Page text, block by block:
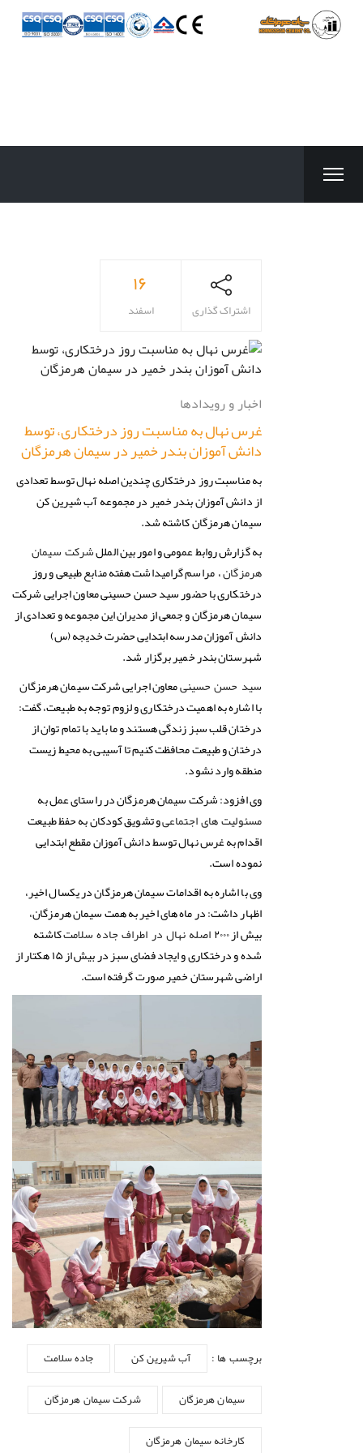
۱۶
اسفند اشتراک گذاری
اخبار و رویدادها
غرس نهال به مناسبت روز درختکاری، توسط
دانش آموزان بندر خمیر در سیمان هرمزگان
به مناسبت روز درختکاری چندین اصله نهال توسط تعدادی
از دانش آموزان بندر خمیر در مجموعه آب شیرین کن
سیمان هرمزگان کاشته شد.
به گزارش روابط عمومی و امور بین الملل شرکت سیمان
هرمزگان، مراسم گرامیداشت هفته منابع طبیعی و روز
درختکاری با حضور سید حسن حسینی معاون اجرایی شرکت
سیمان هرمزگان و جمعی از مدیران این مجموعه و تعدادی از
دانش آموزان مدرسه ابتدایی حضرت خدیجه (س)
شهرستان بندر خمیر برگزار شد.
سید حسن حسینی معاون اجرایی شرکت سیمان هرمزگان
با اشاره به اهمیت درختکاری و لزوم توجه به طبیعت، گفت:
درختان قلب سبز زندگی هستند و ما باید با تمام توان از
درختان و طبیعت محافظت کنیم تا آسیبی به محیط زیست
منطقه وارد نشود.
وی افزود: شرکت سیمان هرمزگان در راستای عمل به
مسئولیت های اجتماعیو تشویق کودکان به حفظ طبیعت
اقدام به غرس نهال توسط دانش آموزان مقطع ابتدایی
نموده است.
وی با اشاره به اقدامات سیمان هرمزگان در یکسال اخیر،
اظهار داشت: در ماه های اخیر به همت سیمان هرمزگان،
بیش از ۲۰۰۰
اصله نهال در اطراف جاده سلامتکاشته
شده و درختکاری و ایجاد فضای سبز در بیش از ۱۵ هکتار از
اراضی شهرستان خمیر صورت گرفته است.
برچسب ها : آب شیرین کن جاده سلامت
سیمان هرمزگان شرکت سیمان هرمزگان
کارخانه سیمان هرمزگان